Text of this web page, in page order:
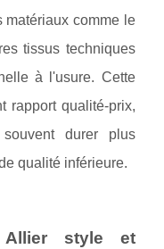
comme le
tissus techniques
à l'usure. Cette
rapport qualité-prix,
durer plus
qualité inférieure.
style et